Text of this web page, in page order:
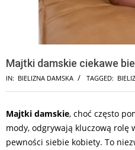
Majtki damskie ciekawe
IN: BIELIZNA DAMSKA TAGGED:
Majtki damskie, choć często
mody, odgrywają kluczową rolę
pewności siebie kobiety. To